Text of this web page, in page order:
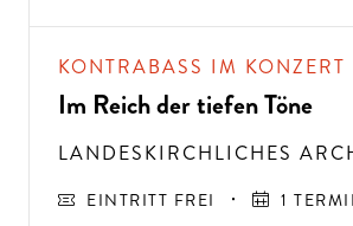
KONTRABASS IM KONZERT
Im Reich der tiefen Töne
LANDESKIRCHLICHES
EINTRITT FREI 1